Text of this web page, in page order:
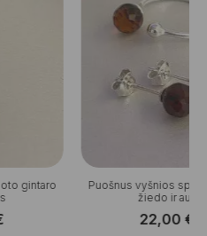
gintaro
Puošnus vyšnios
žiedo ir
22,00 €